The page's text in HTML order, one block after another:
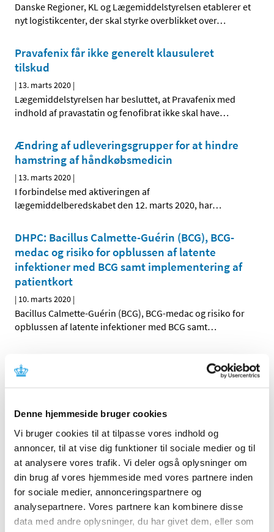
Denne hjemmeside bruger cookies
Vi bruger cookies til at tilpasse vores indhold og
annoncer, til at vise dig funktioner til sociale medier og til
at analysere vores trafik. Vi deler også oplysninger om
din brug af vores hjemmeside med vores partnere inden
for sociale medier, annonceringspartnere og
analysepartnere. Vores partnere kan kombinere disse
data med andre oplysninger, du har givet dem, eller som
Danske Regioner, KL og Lægemiddelstyrelsen etablerer et
nyt logistikcenter, der skal styrke overblikket over…
Pravafenix får ikke generelt klausuleret
tilskud
| 13. marts 2020 |
Lægemiddelstyrelsen har besluttet, at Pravafenix med
indhold af pravastatin og fenofibrat ikke skal have…
Ændring af udleveringsgrupper for at hindre
hamstring af håndkøbsmedicin
| 13. marts 2020 |
I forbindelse med aktiveringen af
lægemiddelberedskabet den 12. marts 2020, har…
DHPC: Bacillus Calmette-Guérin (BCG), BCG-
medac og risiko for opblussen af latente
infektioner med BCG samt implementering af
patientkort
| 10. marts 2020 |
Bacillus Calmette-Guérin (BCG), BCG-medac og risiko for
opblussen af latente infektioner med BCG samt…
Alle sejl sat til for at mindske forstyrrelser i
forsyningen af medicin og medicinsk udstyr
|9. marts 2020|
samarbejder intensivt på at mindske potentielle
DHPC: Leveringsvanskeligheder på
Kaliumklorid ”PS” oral opløsning, 75 mg/ml
|9. marts 2020 |
Vi beklager at måtte meddele jer, at vi desværre vil have
leveringsproblemer med lægemidlet Kaliumklorid ”PS”…